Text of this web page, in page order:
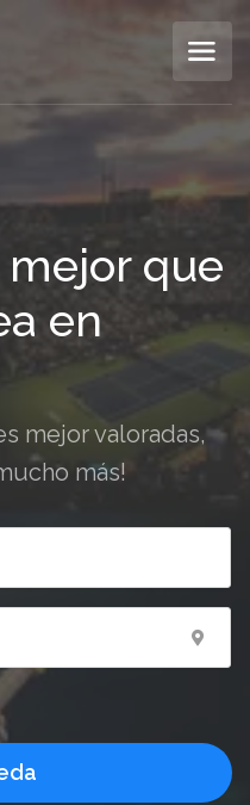
que
en
mejor valoradas,
más!